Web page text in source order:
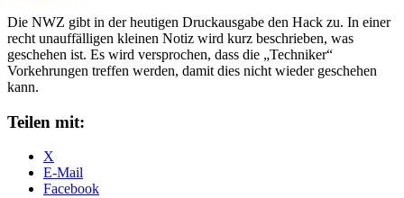
Die NWZ gibt in der heutigen Druckausgabe den Hack zu. In einer
recht unauffälligen kleinen Notiz wird kurz beschrieben, was
geschehen ist. Es wird versprochen, dass die „Techniker“
Vorkehrungen treffen werden, damit dies nicht wieder geschehen
kann.
Teilen mit:
X
E-Mail
Facebook